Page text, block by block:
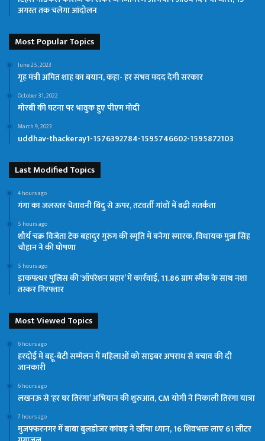
अगस्त तक चलेगा आंदोलन
Most Popular Topics
June 25, 2023
गृह मंत्री अमित शाह का बयान, कहा- हर संभव मदद देगी सरकार
October 31, 2022
मोरबी की घटना पर भावुक हुए पीएम मोदी
March 9, 2023
uddhav-thackeray1-1576392784-1595746602-1595872103
Last Modified Topics
4 hours ago
गंगा का जलस्तर चेतावनी बिंदु से ऊपर, तटवर्ती गांवों में बढ़ी सतर्कता
5 hours ago
शौर्य चक्र विजेता टेक बहादुर गुरुंग की स्मृति में बनेगा स्मारक, विधायक मुन्ना सिंह
चौहान ने की घोषणा
5 hours ago
डाकपत्थर पुलिस की ‘ऑपरेशन प्रहार’ में कार्रवाई, 11.86 ग्राम स्मैक के साथ नशा
तस्कर गिरफ्तार
Most Viewed Topics
6 hours ago
हरदोई में बहू-बेटी सम्मेलन में महिलाओं को साइबर अपराध से बचाव की दी
जानकारी
6 hours ago
लखनऊ से ‘हर घर तिरंगा’ अभियान की शुरुआत, CM योगी ने निकाली तिरंगा यात्रा
7 hours ago
मुजफ्फरनगर में बाबा बुलडोजर कांवड़ ने खींचा ध्यान, 16 शिवभक्त लाए 61 लीटर